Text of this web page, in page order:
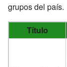
grupos del país.
Título